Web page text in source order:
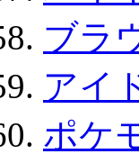
ブラ
アイ
ポケ